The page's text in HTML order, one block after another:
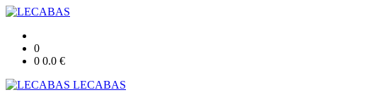
0
0 0.0 €
LECABAS